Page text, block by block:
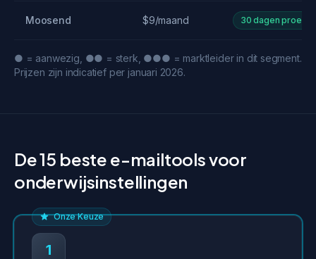
Moosend $9/maand 30 dagen proef
● = aanwezig, ●● = sterk, ●●● = marktleider in dit segment.
Prijzen zijn indicatief per januari 2026.
De 15 beste e-mailtools voor
onderwijsinstellingen
Onze Keuze
1